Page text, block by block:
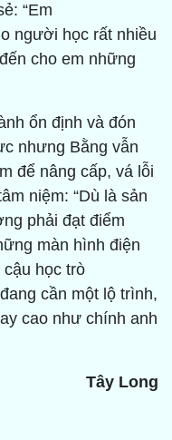
“Em
người học rất nhiều
cho em những
ổn định và đón
nhưng Bằng vẫn
để nâng cấp, vá lỗi
niệm: “Dù là sản
phải đạt điểm
màn hình điện
học trò
cần một lộ trình,
cao như chính anh
Tây Long